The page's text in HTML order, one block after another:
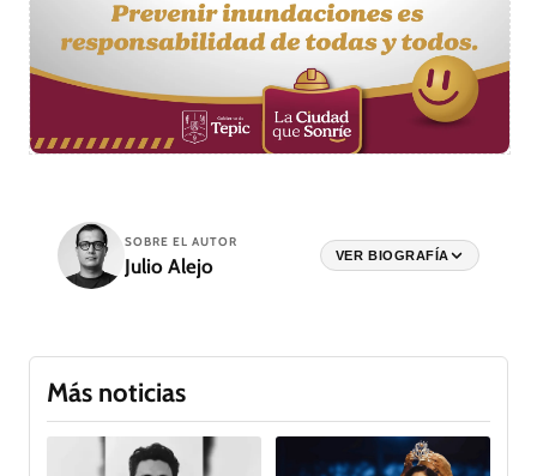
SOBRE EL AUTOR
Julio Alejo VER BIOGRAFÍA
Más noticias